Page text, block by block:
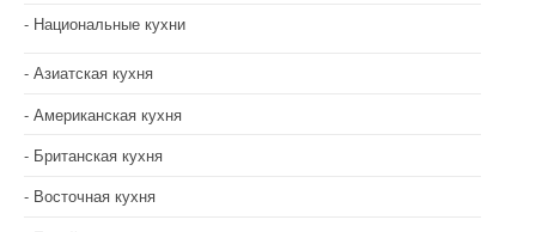
Национальные кухни
Азиатская кухня
Американская кухня
Британская кухня
Восточная кухня